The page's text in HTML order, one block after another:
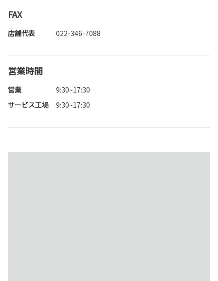
FAX
店舗代表 022-346-7088
営業時間
営業
9:30~17:30
サービス工場
9:30~17:30